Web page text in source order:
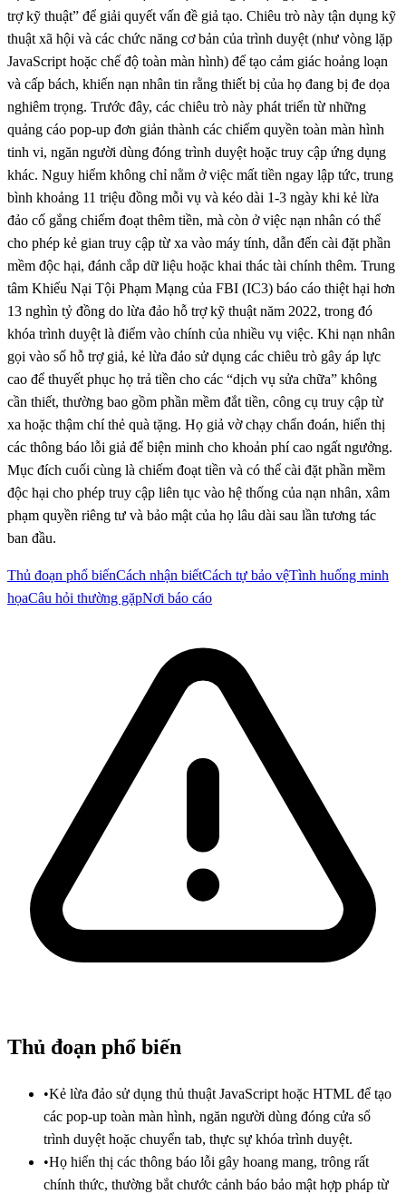
trợ kỹ thuật” để giải quyết vấn đề giả tạo. Chiêu trò này tận dụng kỹ
thuật xã hội và các chức năng cơ bản của trình duyệt (như vòng lặp
JavaScript hoặc chế độ toàn màn hình) để tạo cảm giác hoảng loạn
và cấp bách, khiến nạn nhân tin rằng thiết bị của họ đang bị đe dọa
nghiêm trọng. Trước đây, các chiêu trò này phát triển từ những
quảng cáo pop-up đơn giản thành các chiếm quyền toàn màn hình
tinh vi, ngăn người dùng đóng trình duyệt hoặc truy cập ứng dụng
khác. Nguy hiểm không chỉ nằm ở việc mất tiền ngay lập tức, trung
bình khoảng 11 triệu đồng mỗi vụ và kéo dài 1-3 ngày khi kẻ lừa
đảo cố gắng chiếm đoạt thêm tiền, mà còn ở việc nạn nhân có thể
cho phép kẻ gian truy cập từ xa vào máy tính, dẫn đến cài đặt phần
mềm độc hại, đánh cắp dữ liệu hoặc khai thác tài chính thêm. Trung
tâm Khiếu Nại Tội Phạm Mạng của FBI (IC3) báo cáo thiệt hại hơn
13 nghìn tỷ đồng do lừa đảo hỗ trợ kỹ thuật năm 2022, trong đó
khóa trình duyệt là điểm vào chính của nhiều vụ việc. Khi nạn nhân
gọi vào số hỗ trợ giả, kẻ lừa đảo sử dụng các chiêu trò gây áp lực
cao để thuyết phục họ trả tiền cho các “dịch vụ sửa chữa” không
cần thiết, thường bao gồm phần mềm đắt tiền, công cụ truy cập từ
xa hoặc thậm chí thẻ quà tặng. Họ giả vờ chạy chẩn đoán, hiển thị
các thông báo lỗi giả để biện minh cho khoản phí cao ngất ngưởng.
Mục đích cuối cùng là chiếm đoạt tiền và có thể cài đặt phần mềm
độc hại cho phép truy cập liên tục vào hệ thống của nạn nhân, xâm
phạm quyền riêng tư và bảo mật của họ lâu dài sau lần tương tác
ban đầu.
Thủ đoạn phổ biếnCách nhận biếtCách tự bảo vệTình huống minh
họaCâu hỏi thường gặpNơi báo cáo
Thủ đoạn phổ biến
•Kẻ lừa đảo sử dụng thủ thuật JavaScript hoặc HTML để tạo
các pop-up toàn màn hình, ngăn người dùng đóng cửa sổ
trình duyệt hoặc chuyển tab, thực sự khóa trình duyệt.
•Họ hiển thị các thông báo lỗi gây hoang mang, trông rất
chính thức, thường bắt chước cảnh báo bảo mật hợp pháp từ